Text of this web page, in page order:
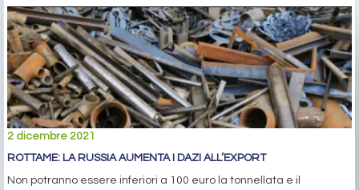
2 dicembre 2021
ROTTAME: LA RUSSIA AUMENTA I DAZI ALL’EXPORT
Non potranno essere inferiori a 100 euro la tonnellata e il